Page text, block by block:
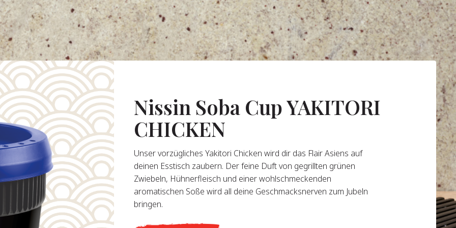
Nissin Soba Cup YAKITORI
CHICKEN
Unser vorzügliches Yakitori Chicken wird dir das Flair Asiens auf
deinen Esstisch zaubern. Der feine Duft von gegrillten grünen
Zwiebeln, Hühnerfleisch und einer wohlschmeckenden
aromatischen Soße wird all deine Geschmacksnerven zum Jubeln
bringen.